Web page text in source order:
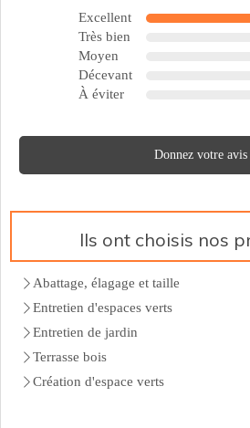
Excellent
Très bien
Moyen
Décevant
À éviter
Donnez votre avis
Ils ont choisis nos
Abattage, élagage et taille
Entretien d'espaces verts
Entretien de jardin
Terrasse bois
Création d'espace verts